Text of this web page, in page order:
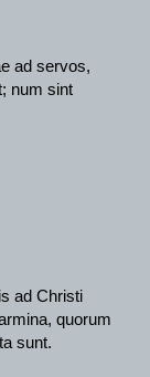
ad servos,
num sint
ad Christi
quorum
sunt.